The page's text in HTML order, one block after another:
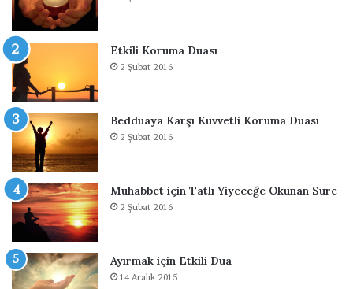
u
a
Etkili Koruma Duası
2 Şubat 2016
Bedduaya Karşı Kuvvetli Koruma Duası
2 Şubat 2016
Muhabbet için Tatlı Yiyeceğe Okunan Sure
2 Şubat 2016
Ayırmak için Etkili Dua
14 Aralık 2015